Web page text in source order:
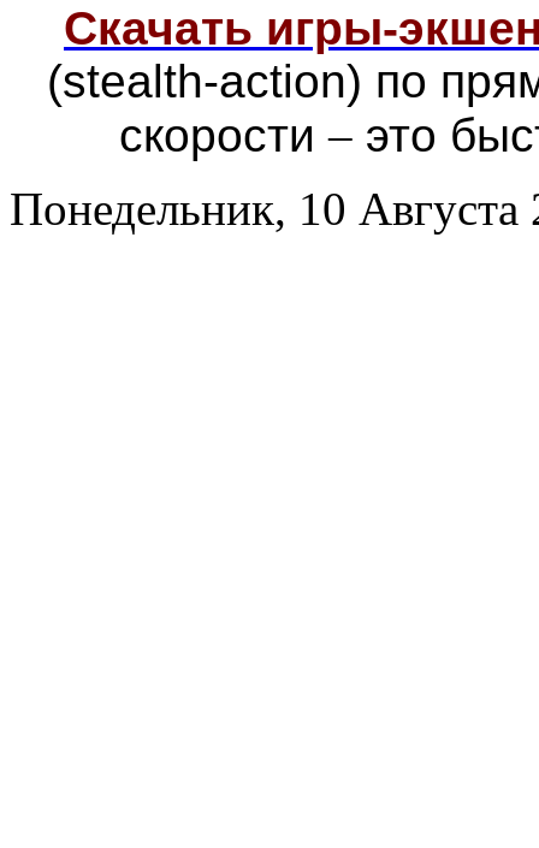
Скачать игры-
(stealth-action) по
скорости– это
Понедельник, 10 Августа